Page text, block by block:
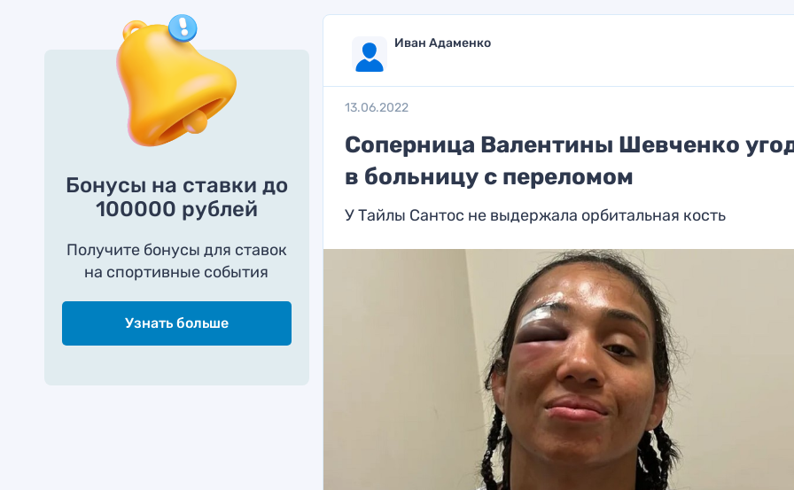
Бонусы на ставки до
100000 рублей
Получите бонусы для ставок
на спортивные события
Узнать больше
Иван Адаменко
13.06.2022
Соперница Валентины Шевченко
в больницу с переломом
У Тайлы Сантос не выдержала орбитальная кость